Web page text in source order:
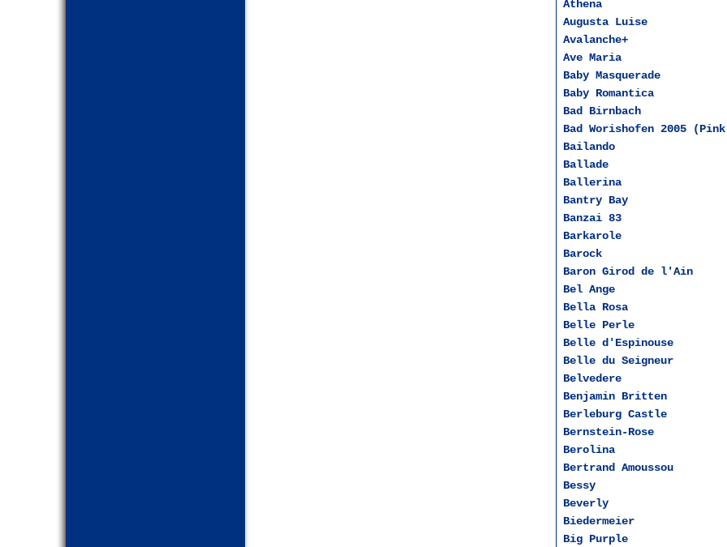
Athena
Augusta Luise
Avalanche+
Ave Maria
Baby Masquerade
Baby Romantica
Bad Birnbach
Bad Worishofen 2005
Bailando
Ballade
Ballerina
Bantry Bay
Banzai 83
Barkarole
Barock
Baron Girod de l'Ain
Bel Ange
Bella Rosa
Belle Perle
Belle d'Espinouse
Belle du Seigneur
Belvedere
Benjamin Britten
Berleburg Castle
Bernstein-Rose
Berolina
Bertrand Amoussou
Bessy
Beverly
Biedermeier
Big Purple